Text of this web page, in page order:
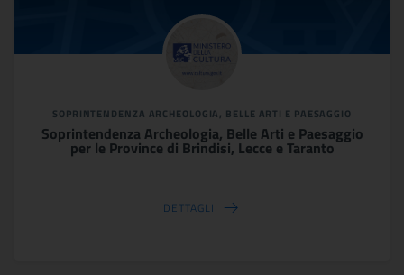
SOPRINTENDENZA ARCHEOLOGIA, BELLE ARTI E PAESAGGIO
Soprintendenza Archeologia, Belle Arti e Paesaggio
per le Province di Brindisi, Lecce e Taranto
DETTAGLI